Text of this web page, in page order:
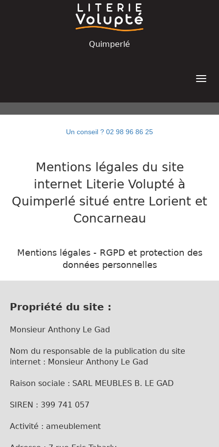
Quimperlé
Un conseil ? 02 98 96 86 25
Mentions légales du site
internet Literie Volupté à
Quimperlé situé entre Lorient et
Concarneau
Mentions légales - RGPD et protection des
données personnelles
Propriété du site :
Monsieur Anthony Le Gad
Nom du responsable de la publication du site
internet : Monsieur Anthony Le Gad
Raison sociale : SARL MEUBLES B. LE GAD
SIREN : 399 741 057
Activité : ameublement